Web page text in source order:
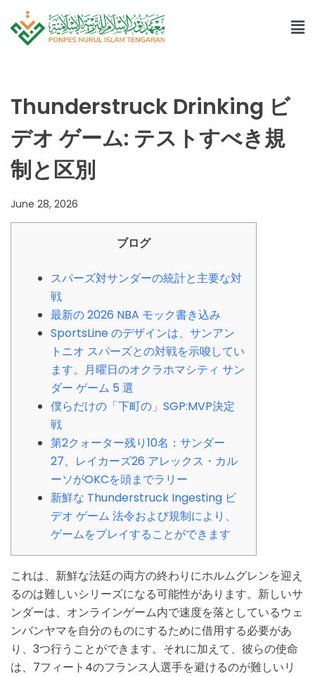
Thunderstruck Drinking ビ
デオ ゲーム: テストすべき規
制と区別
June 28, 2026
ブログ
スパーズ対サンダーの統計と主要な対
戦
最新の 2026 NBA モック書き込み
SportsLine のデザインは、サンアン
トニオ スパーズとの対戦を示唆してい
ます。月曜日のオクラホマシティ サン
ダー ゲーム 5 選
僕らだけの「下町の」SGP:MVP決定
戦
第2クォーター残り10名：サンダー
27、レイカーズ26 アレックス・カル
ーソがOKCを頭までラリー
新鮮な Thunderstruck Ingesting ビ
デオ ゲーム 法令および規制により、
ゲームをプレイすることができます
これは、新鮮な法廷の両方の終わりにホルムグレンを迎え
るのは難しいシリーズになる可能性があります。新しいサ
ンダーは、オンラインゲーム内で速度を落としているウェ
ンバンヤマを自分のものにするために借用する必要があ
り、3つ行うことができます。それに加えて、彼らの使命
は、7フィート4のフランス人選手を避けるのが難しいリ